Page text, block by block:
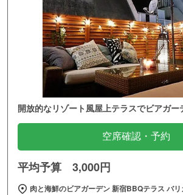
開放的なリゾート風屋上テラスでビアガ
空席確認・予約
平均予算 3,000円
肉と海鮮のビアガーデン 新宿BBQテラス バ